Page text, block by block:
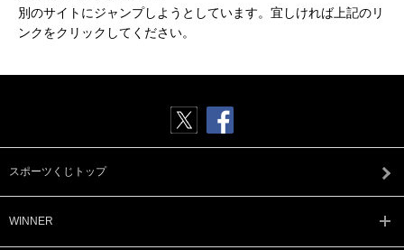
別のサイトにジャンプしようとしています。宜しければ上記のリ
ンクをクリックしてください。
スポーツくじトップ
WINNER